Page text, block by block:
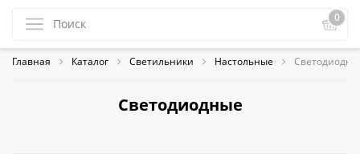
0
Главная Каталог Светильники Настольные
Светодиодные